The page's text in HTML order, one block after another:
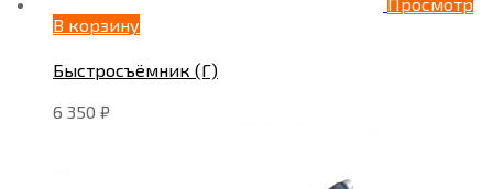
В корзину
Быстросъёмник (Г)
6 350 ₽